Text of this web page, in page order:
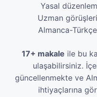
Yasal
Uzman
Almanca-
17+ makale ile bu
ulaşabilirsiniz.
güncellenmekte ve
ihtiyaçlarına